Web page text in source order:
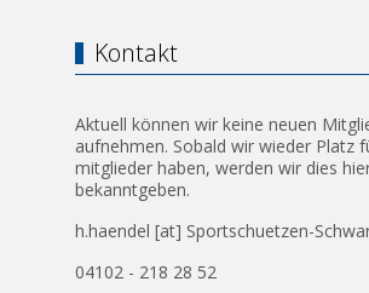
Kontakt
Aktuell können wir keine neuen
aufnehmen. Sobald wir wieder Platz
mitglieder haben, werden wir dies
bekanntgeben.
h.haendel [at] Sportschuetzen-
04102 - 218 28 52